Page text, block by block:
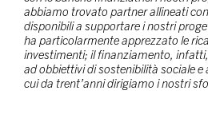
abbiamo trovato partner allineati
disponibili a supportare i nostri
ha particolarmente apprezzato le
investimenti; il finanziamento,
ad obbiettivi di sostenibilità sociale
cui da trent’anni dirigiamo i nostri